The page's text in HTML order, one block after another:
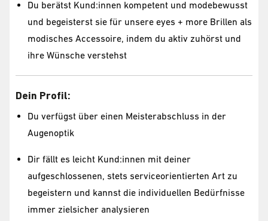
Du berätst Kund:innen kompetent und modebewusst
und begeisterst sie für unsere eyes + more Brillen als
modisches Accessoire, indem du aktiv zuhörst und
ihre Wünsche verstehst
Dein Profil:
Du verfügst über einen Meisterabschluss in der
Augenoptik
Dir fällt es leicht Kund:innen mit deiner
aufgeschlossenen, stets serviceorientierten Art zu
begeistern und kannst die individuellen Bedürfnisse
immer zielsicher analysieren